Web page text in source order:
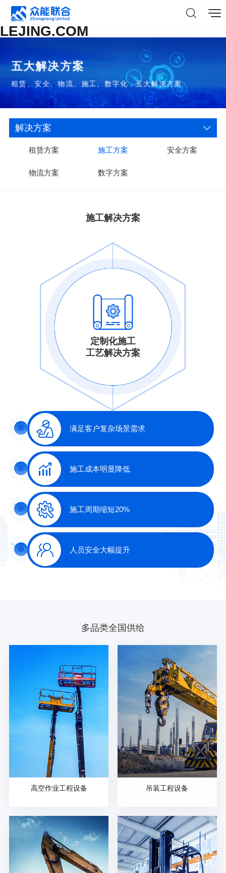
LEJING.COM
五大解决方案
租赁、安全、物流、施工、数字化，五大解决方案
解决方案
租赁方案 施工方案 安全方案
物流方案 数字方案
施工解决方案
定制化施工
工艺解决方案
满足客户复杂场景需求
施工成本明显降低
施工周期缩短20%
人员安全大幅提升
多品类全国供给
高空作业工程设备 吊装工程设备